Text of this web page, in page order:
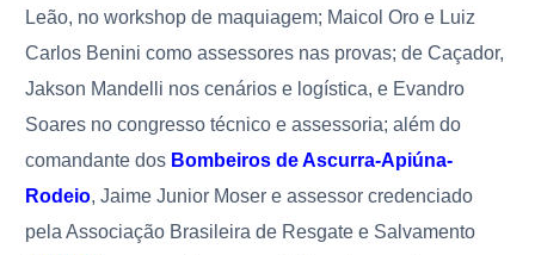
Leão, no workshop de maquiagem; Maicol Oro e Luiz
Carlos Benini como assessores nas provas; de Caçador,
Jakson Mandelli nos cenários e logística, e Evandro
Soares no congresso técnico e assessoria; além do
comandante dos Bombeiros de Ascurra-Apiúna-
Rodeio, Jaime Junior Moser e assessor credenciado
pela Associação Brasileira de Resgate e Salvamento